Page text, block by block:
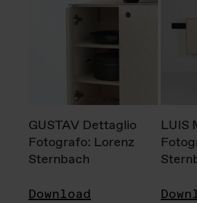
GUSTAV Dettaglio
Fotografo: Lorenz
Sternbach
Download
LUIS